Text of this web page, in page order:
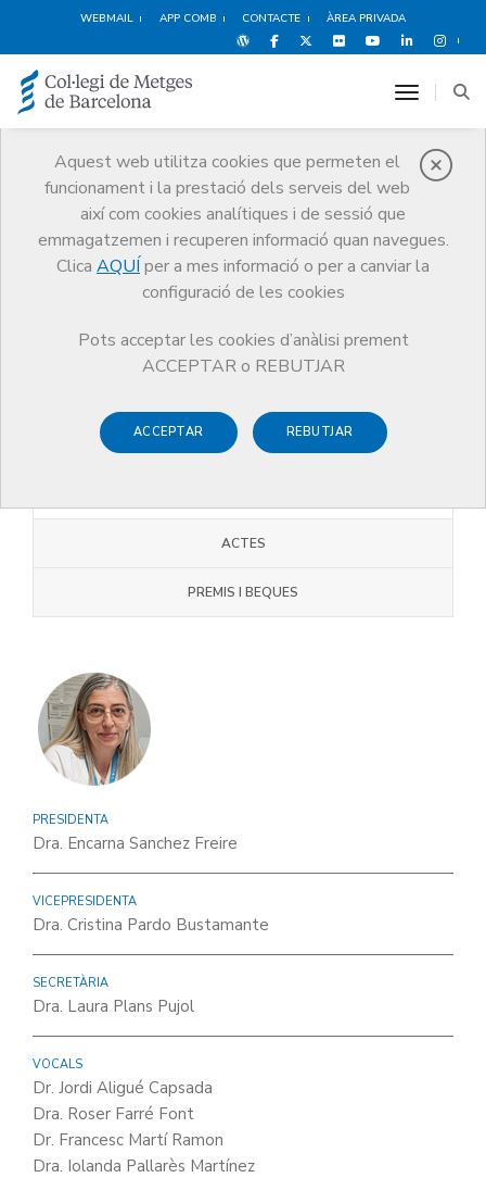
WEBMAIL APP COMB CONTACTE ÀREA PRIVADA
Aquest web utilitza cookies que permeten el
funcionament i la prestació dels serveis del web
així com cookies analítiques i de sessió que
emmagatzemen i recuperen informació quan navegues.
Clica AQUÍ per a mes informació o per a canviar la
configuració de les cookies
Pots acceptar les cookies d’anàlisi prement
ACCEPTAR o REBUTJAR
ACCEPTAR REBUTJAR
toggle
Qui som
Qui som Juntes Comarcals Bages
Juntes Comarcals
Bages
ACTES
PREMIS I BEQUES
PRESIDENTA
Dra. Encarna Sanchez Freire
VICEPRESIDENTA
Dra. Cristina Pardo Bustamante
SECRETÀRIA
Dra. Laura Plans Pujol
VOCALS
Dr. Jordi Aligué Capsada
Dra. Roser Farré Font
Dr. Francesc Martí Ramon
Dra. Iolanda Pallarès Martínez